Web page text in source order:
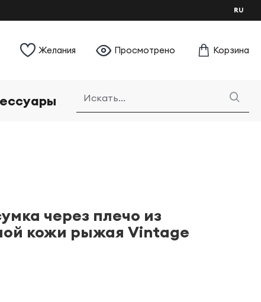
RU
Желания Просмотрено Корзина
через плечо из
кожи рыжая Vintage